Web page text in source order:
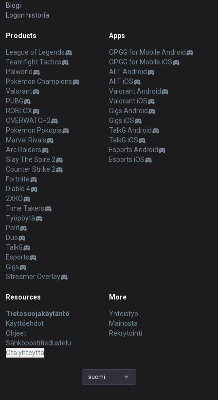
Blogi
Logon historia
Products
League of Legends
Teamfight Tactics
Palworld
Pokémon Champions
Valorant
PUBG
ROBLOX
OVERWATCH2
Pokémon Pokopia
Marvel Rivals
Arc Raiders
Slay The Spire 2
Counter Strike 2
Fortnite
Diablo 4
2XKO
Time Takers
Työpöytä
Pelit
Duo
TalkG
Esports
Gigs
Streamer Overlay
Apps
OP.GG for Mobile Android
OP.GG for Mobile iOS
AllT Android
AllT iOS
Valorant Android
Valorant iOS
Gigs Android
Gigs iOS
TalkG Android
TalkG iOS
Esports Android
Esports iOS
Resources
Tietosuojakäytäntö
Käyttöehdot
Ohjeet
Sähköpostitiedustelu
Ota yhteyttä
More
Yhteistyö
Mainosta
Rekrytointi
suomi